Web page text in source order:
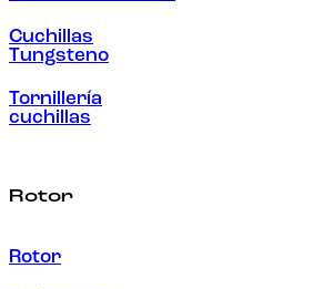
Cuchillas
Tungsteno
Tornillería
cuchillas
Rotor
Rotor